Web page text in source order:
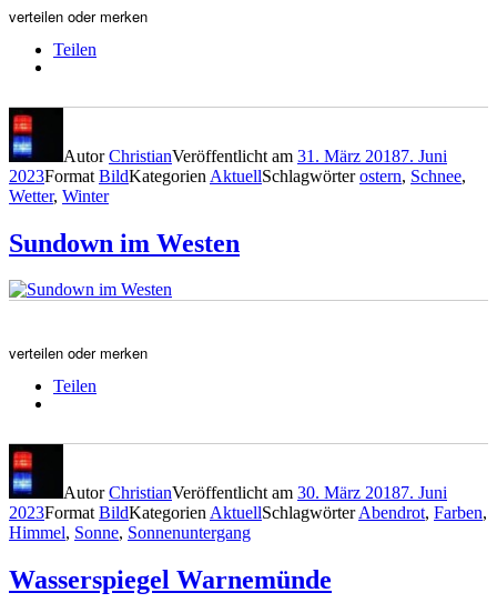
verteilen oder merken
Teilen
AutorChristianVeröffentlicht am 31. März 20187. Juni
2023Format BildKategorien AktuellSchlagwörterostern, Schnee,
Wetter, Winter
Sundown im Westen
verteilen oder merken
Teilen
AutorChristianVeröffentlicht am 30. März 20187. Juni
2023FormatBildKategorienAktuellSchlagwörterAbendrot, Farben,
Himmel, Sonne, Sonnenuntergang
Wasserspiegel Warnemünde